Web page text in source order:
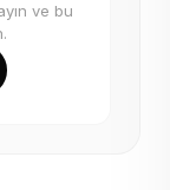
ve bu